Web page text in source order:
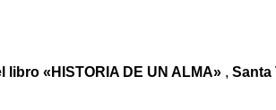
libro «HISTORIA DE UN ALMA» , Santa